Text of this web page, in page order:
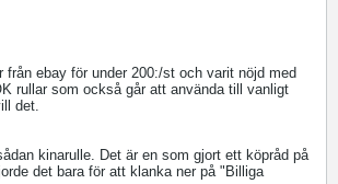
från ebay för under 200:/st och varit nöjd med
rullar som också går att använda till vanligt
det.
kinarulle. Det är en som gjort ett köpråd på
det bara för att klanka ner på "Billiga